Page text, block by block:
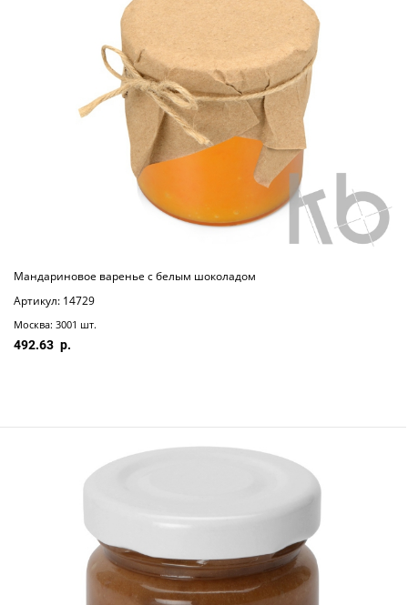
Мандариновое варенье с белым шоколадом
Артикул: 14729
Москва: 3001 шт.
492.63